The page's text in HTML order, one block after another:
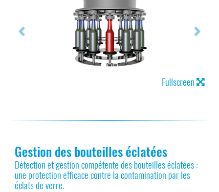
Fullscreen
Gestion des bouteilles éclatées
Détection et gestion compétente des bouteilles éclatées :
une protection efficace contre la contamination par les
éclats de verre.